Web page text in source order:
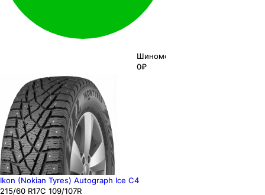
Шиномонтаж
0₽
Ikon (Nokian Tyres) Autograph Ice C4
215/60 R17C 109/107R